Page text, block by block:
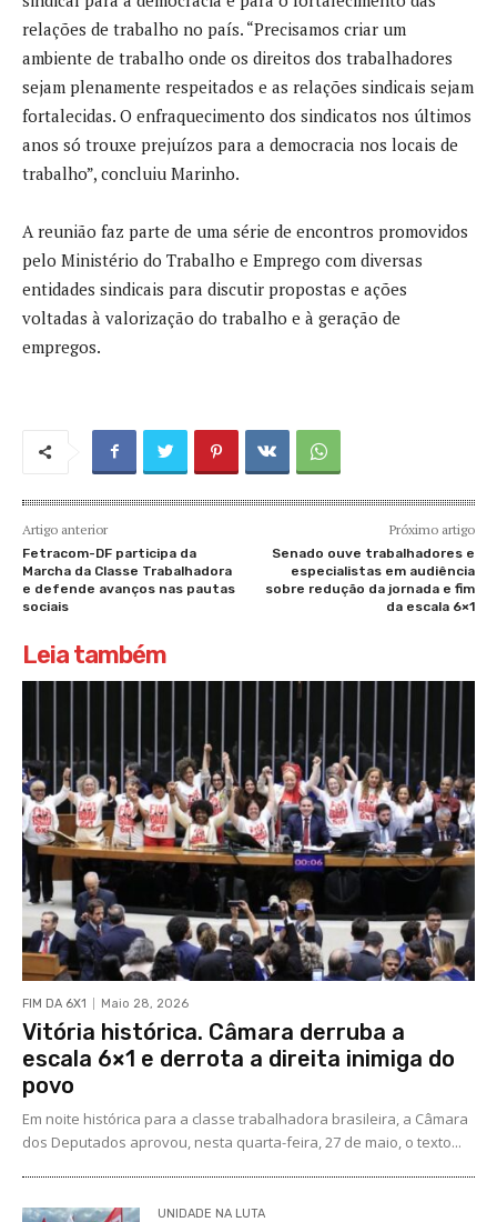
relações de trabalho no país. “Precisamos criar um
ambiente de trabalho onde os direitos dos trabalhadores
sejam plenamente respeitados e as relações sindicais sejam
fortalecidas. O enfraquecimento dos sindicatos nos últimos
anos só trouxe prejuízos para a democracia nos locais de
trabalho”, concluiu Marinho.
A reunião faz parte de uma série de encontros promovidos
pelo Ministério do Trabalho e Emprego com diversas
entidades sindicais para discutir propostas e ações
voltadas à valorização do trabalho e à geração de
empregos.
Artigo anterior
Fetracom-DF participa da
Marcha da Classe Trabalhadora
e defende avanços nas pautas
sociais
Próximo artigo
Senado ouve trabalhadores e
especialistas em audiência
sobre redução da jornada e fim
da escala 6×1
Leia também
FIM DA 6X1 Maio 28, 2026
Vitória histórica. Câmara derruba a
escala 6×1 e derrota a direita inimiga do
povo
Em noite histórica para a classe trabalhadora brasileira, a Câmara
dos Deputados aprovou, nesta quarta-feira, 27 de maio, o texto...
UNIDADE NA LUTA